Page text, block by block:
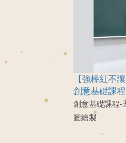
【強棒紅不
創意基礎課
創意基礎課程-
圖繪製